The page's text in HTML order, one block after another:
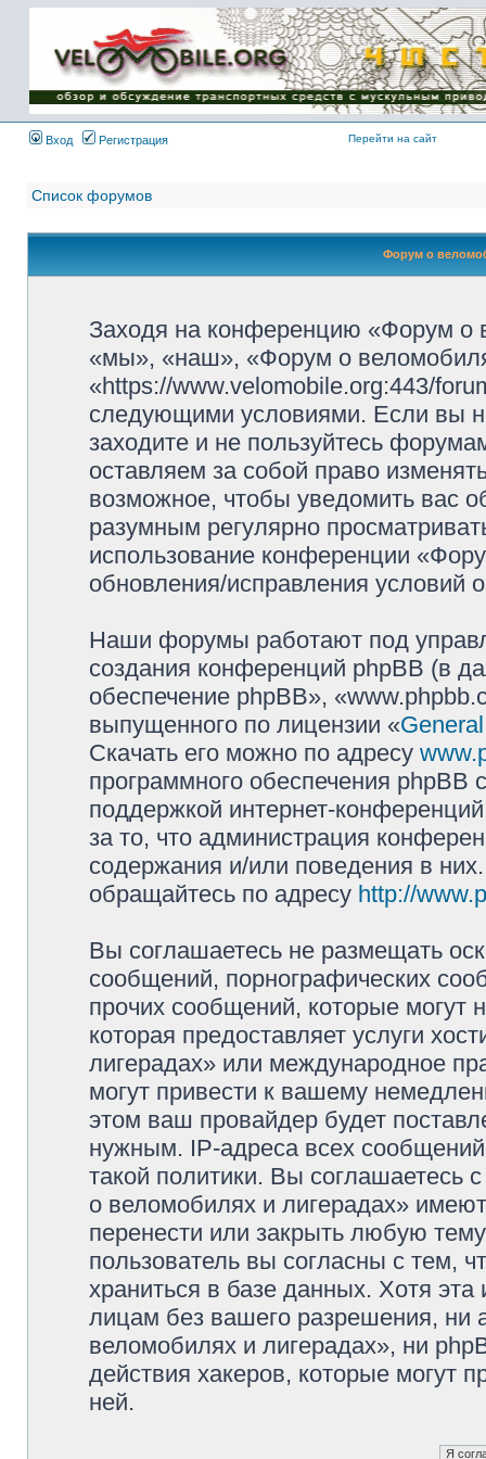
Имя пользователя:
Пароль:
{ LOG_ME_IN_SHORT
}
Вход
Регистрация Перейти на сайт
Список форумов
Форум о
Заходя на конференцию «Форум о
«мы», «наш», «Форум о
«https://www.velomobile.org:443/
следующими условиями. Если вы
заходите и не пользуйтесь
оставляем за собой право
возможное, чтобы уведомить вас
разумным регулярно
использование конференции
обновления/исправления условий
Наши форумы работают под
создания конференций phpBB (в
обеспечение phpBB»,
выпущенного по лицензии «
Скачать его можно по адресу
программного обеспечения phpBB
поддержкой интернет-
за то, что администрация
содержания и/или поведения в
обращайтесь по адресу http://
Вы соглашаетесь не размещать
сообщений, порнографических
прочих сообщений, которые могут
которая предоставляет услуги
лигерадах» или международное
могут привести к вашему
этом ваш провайдер будет
нужным. IP-адреса всех
такой политики. Вы
о веломобилях и лигерадах»
перенести или закрыть любую
пользователь вы согласны с тем,
храниться в базе данных. Хотя
лицам без вашего разрешения, ни
веломобилях и лигерадах», ни
действия хакеров, которые могут
ней.